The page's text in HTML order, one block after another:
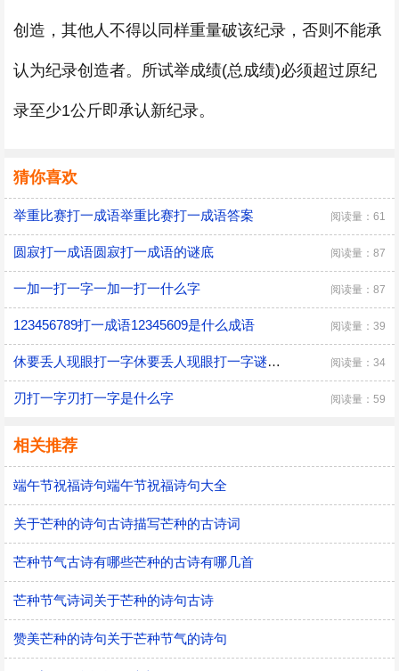
创造，其他人不得以同样重量破该纪录，否则不能承
认为纪录创造者。所试举成绩(总成绩)必须超过原纪
录至少1公斤即承认新纪录。
猜你喜欢
举重比赛打一成语举重比赛打一成语答案 阅读量：61
圆寂打一成语圆寂打一成语的谜底 阅读量：87
一加一打一字一加一打一什么字 阅读量：87
123456789打一成语12345609是什么成语 阅读量：39
休要丢人现眼打一字休要丢人现眼打一字谜打一字 阅读量：34
刃打一字刃打一字是什么字 阅读量：59
相关推荐
端午节祝福诗句端午节祝福诗句大全
关于芒种的诗句古诗描写芒种的古诗词
芒种节气古诗有哪些芒种的古诗有哪几首
芒种节气诗词关于芒种的诗句古诗
赞美芒种的诗句关于芒种节气的诗句